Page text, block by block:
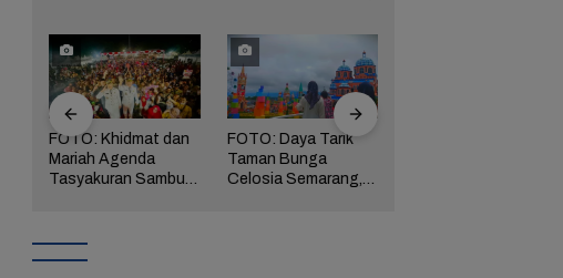
FOTO: Khidmat dan
Mariah Agenda
Tasyakuran Sambut
FOTO: Daya Tarik
Taman Bunga
Celosia Semarang,